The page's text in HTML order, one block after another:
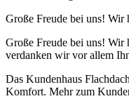
Große Freude bei uns! Wir
Große Freude bei uns! Wir
verdanken wir vor allem
Das Kundenhaus
Komfort. Mehr zum